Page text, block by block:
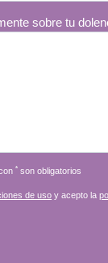
sobre tu
* son obligatorios
de uso y acepto la